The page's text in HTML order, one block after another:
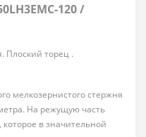
120 /
Плоский торец .
мелкозернистого стержня
На режущую часть
в значительной